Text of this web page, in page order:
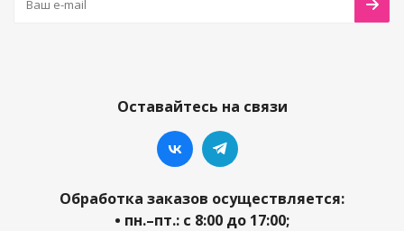
Оставайтесь на связи
Обработка заказов осуществляется:
• пн.–пт.: с 8:00 до 17:00;